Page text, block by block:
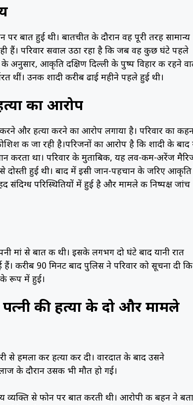
बात हुई थी। बातचीत के दौरान वह पूरी तरह सामान्य
हैं। परिवार सवाल उठा रहा है कि जब वह कुछ घंटे पहले
आकृति दक्षिण दिल्ली के पुष्प विहार की रहने
उनकी शादी करीब ढाई महीने पहले हुई थी।
का आरोप
और हत्या करने का आरोप लगाया है। परिवार का
की जा रही है।परिजनों का आरोप है कि शादी के बाद
करता था। परिवार के मुताबिक, यह लव-कम-अरेंज
दोस्ती हुई थी। बाद में इसी जान-पहचान के जरिए आकृति
परिस्थितियों में हुई है और मामले की निष्पक्ष जांच
से बात की थी। इसके लगभग दो घंटे बाद यानी रात
करीब 90 मिनट बाद पुलिस ने परिवार को सूचना दी कि
रूप में हुई।
की हत्या के दो और मामले
से हमला कर हत्या कर दी। वारदात के बाद उसने
के दौरान उसकी भी मौत हो गई।
से फोन पर बात करती थी। आरोपी की बहन ने